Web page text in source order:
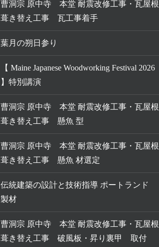
曹洞宗 原中寺 本堂 耐震改修工事・瓦屋根
葺き替え工事 瓦工事着手
葉月の朔日参り
【 Maine Japanese Woodworking Festival 2026
】特別講演
曹洞宗 原中寺 本堂 耐震改修工事・瓦屋根
葺き替え工事 懸魚 型
曹洞宗 原中寺 本堂 耐震改修工事・瓦屋根
葺き替え工事 懸魚 材選定
伝統建築の設計と技術指導 ポートランド
製材
曹洞宗 原中寺 本堂 耐震改修工事・瓦屋根
葺き替え工事 破風板・昇り裏甲 取付